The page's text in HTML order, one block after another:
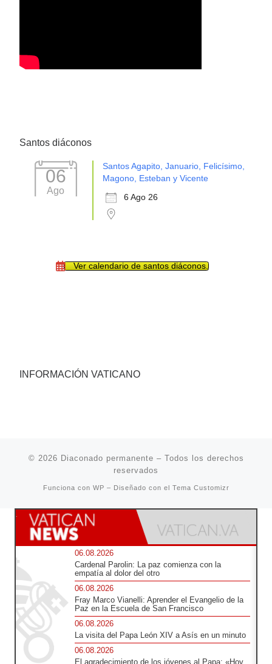
Santos diáconos
06
Ago
Santos Agapito, Januario, Felicísimo,
Magono, Esteban y Vicente
6 Ago 26
Ver calendario de santos diáconos.
INFORMACIÓN VATICANO
© 2026 Diaconado permanente – Todos los derechos
reservados
Funciona con WP – Diseñado con el Tema Customizr
06.08.2026
Cardenal Parolin: La paz comienza con la
empatía al dolor del otro
06.08.2026
Fray Marco Vianelli: Aprender el Evangelio de la
Paz en la Escuela de San Francisco
06.08.2026
La visita del Papa León XIV a Asís en un minuto
06.08.2026
El agradecimiento de los jóvenes al Papa: «Hoy